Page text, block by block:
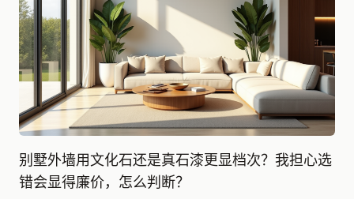
别墅外墙用文化石还是真石漆更显档次？我担心选
错会显得廉价，怎么判断？